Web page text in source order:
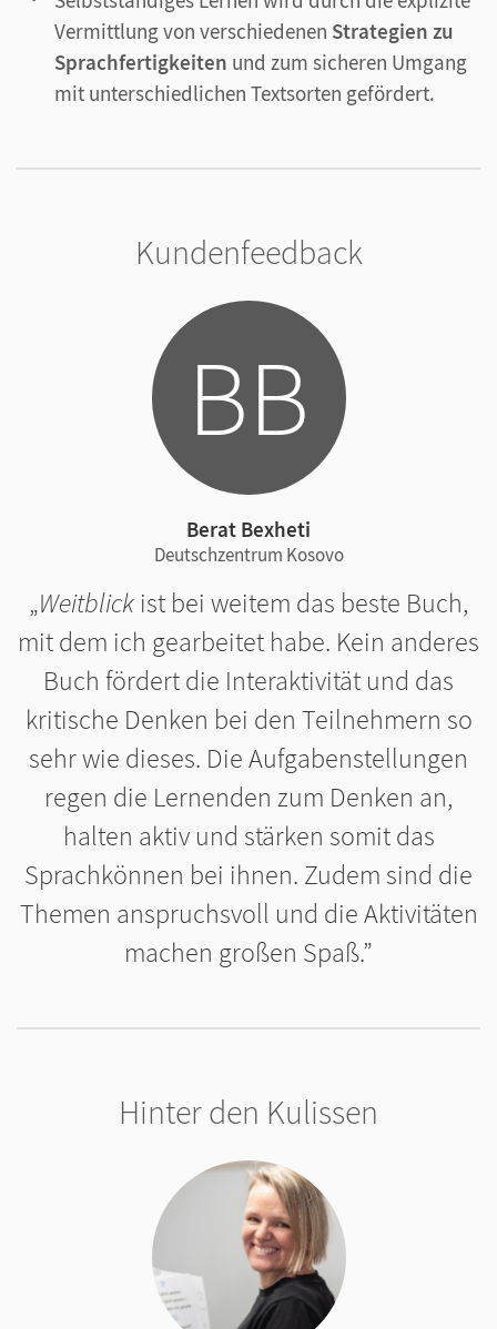
Vermittlung von verschiedenen Strategien zu
Sprachfertigkeiten und zum sicheren Umgang
mit unterschiedlichen Textsorten gefördert.
Kundenfeedback
BB
Berat Bexheti
Deutschzentrum Kosovo
Weitblick ist bei weitem das beste Buch,
mit dem ich gearbeitet habe. Kein anderes
Buch fördert die Interaktivität und das
kritische Denken bei den Teilnehmern so
sehr wie dieses. Die Aufgabenstellungen
regen die Lernenden zum Denken an,
halten aktiv und stärken somit das
Sprachkönnen bei ihnen. Zudem sind die
Themen anspruchsvoll und die Aktivitäten
machen großen Spaß.
Hinter den Kulissen